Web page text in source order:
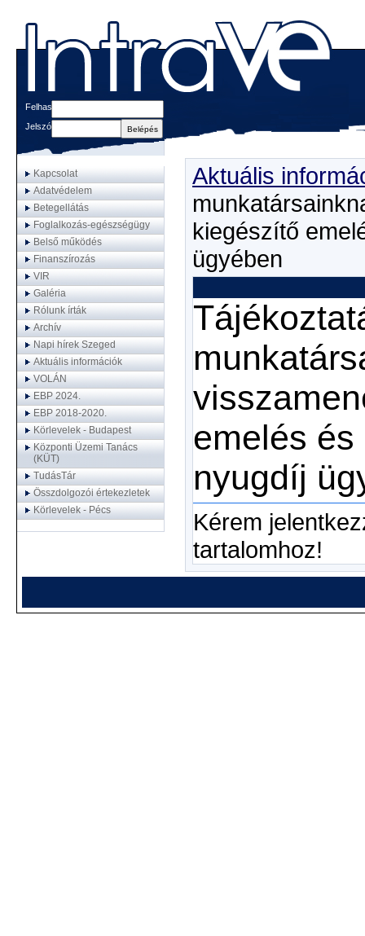
Felhasználónév
Jelszó
Kapcsolat
Adatvédelem
Betegellátás
Foglalkozás-egészségügy
Belső működés
Finanszírozás
VIR
Galéria
Rólunk írták
Archív
Napi hírek Szeged
Aktuális információk
VOLÁN
EBP 2024.
EBP 2018-2020.
Körlevelek - Budapest
Központi Üzemi Tanács
(KÜT)
TudásTár
Összdolgozói értekezletek
Körlevelek - Pécs
Aktuális
kiegészítő
ügyében
emelés
nyugdíj
Kérem
tartalomhoz!